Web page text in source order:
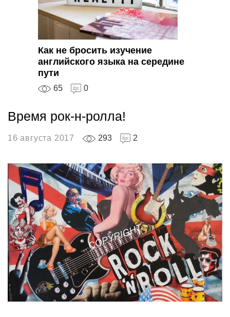
Как не бросить изучение
английского языка на середине
пути
65 0
Время рок-н-ролла!
16 августа 2017 293 2